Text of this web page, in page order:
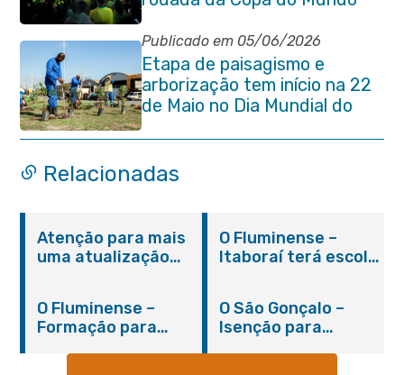
Publicado em 05/06/2026
Etapa de paisagismo e
arborização tem início na 22
de Maio no Dia Mundial do
Meio Ambiente
Relacionadas
Atenção para mais
uma atualização
em Itaboraí (24/05)
O Fluminense –
Itaboraí terá escola
março
O Fluminense –
Formação para
O São Gonçalo –
Isenção para